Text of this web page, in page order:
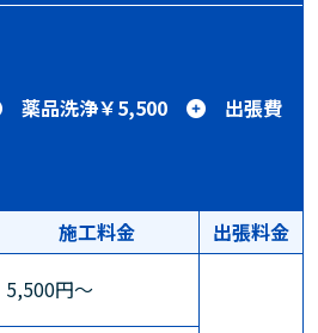
薬品洗浄￥5,500 出張費
施工料金
出張料金
5,500円～